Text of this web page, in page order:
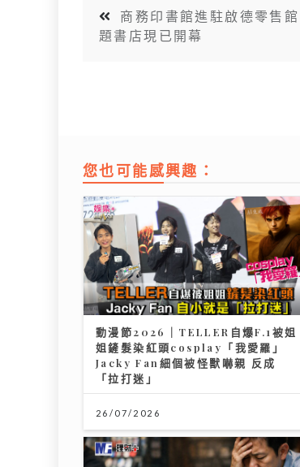
商務印書館進駐啟德零售
題書店現已開幕
您也可能感興趣：
動漫節2026｜TELLER自爆F.1被姐
姐鏟髮染紅頭cosplay「我愛羅」
Jacky Fan細個被怪獸嚇親 反成
「拉打迷」
26/07/2026